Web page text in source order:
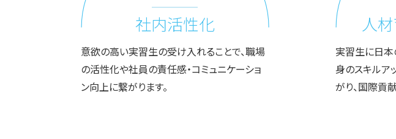
社内活性化
意欲の高い実習生の受け入れることで、職場
の活性化や社員の責任感・コミュニケーショ
ン向上に繋がります。
人
実習生に日本
身のスキルア
がり、国際貢